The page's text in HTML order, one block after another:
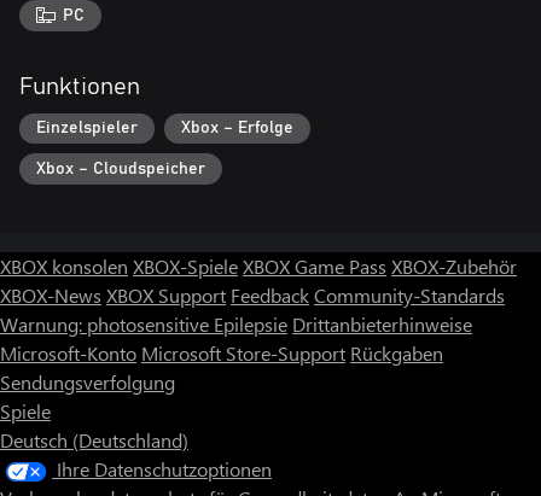
PC
Funktionen
Einzelspieler Xbox – Erfolge
Xbox – Cloudspeicher
XBOX konsolen XBOX-SpieleXBOX Game Pass XBOX-Zubehör
XBOX-News XBOX Support FeedbackCommunity-Standards
Warnung: photosensitive Epilepsie Drittanbieterhinweise
Microsoft-Konto Microsoft Store-Support Rückgaben
Sendungsverfolgung
Spiele
Deutsch (Deutschland)
Ihre Datenschutzoptionen